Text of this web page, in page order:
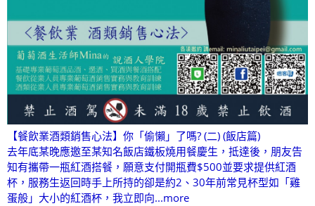
【餐飲業酒類銷售心法】你「偷懶」了嗎? (二) (飯店篇)
去年底某晚應邀至某知名飯店鐵板燒用餐慶生，抵達後，朋友告
知有攜帶一瓶紅酒搭餐，願意支付開瓶費$500並要求提供紅酒
杯，服務生返回時手上所持的卻是約2、30年前常見杯型如「雞
蛋般」大小的紅酒杯，我立即向...more